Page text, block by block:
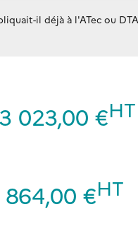
il déjà à l'ATec ou DTA
023,00 €HT
864,00 €HT